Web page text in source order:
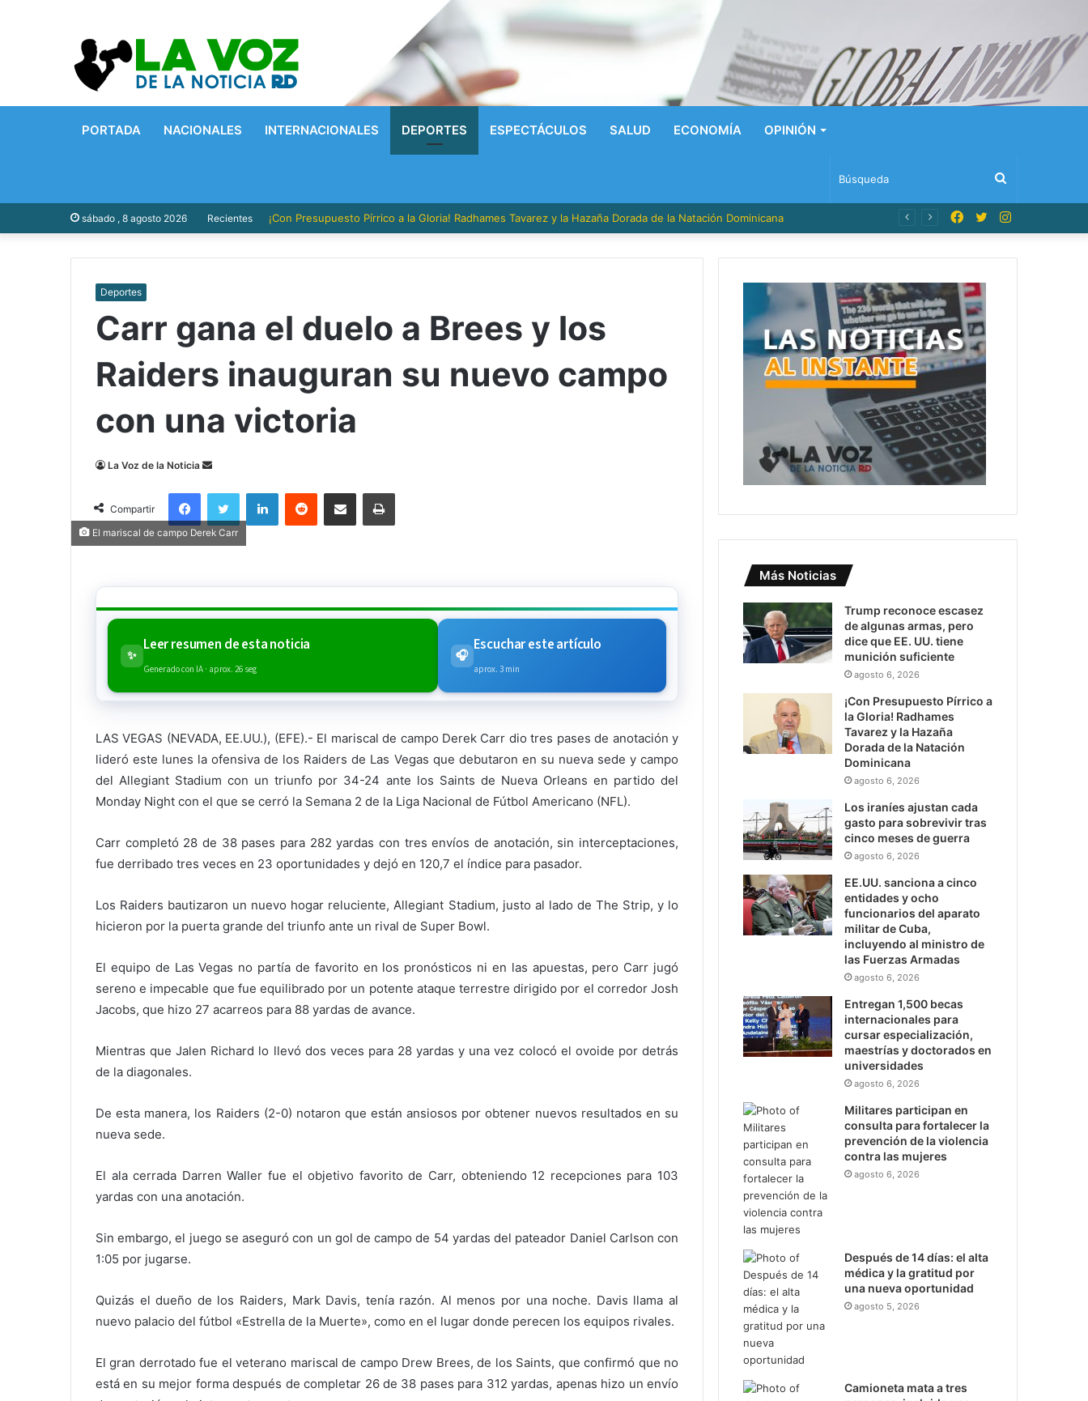
PORTADA NACIONALES INTERNACIONALES DEPORTES ESPECTÁCULOS SALUD ECONOMÍA OPINIÓN
Búsqueda
sábado , 8 agosto 2026 Recientes ¡Con Presupuesto Pírrico a la Gloria! Radhames Tavarez y la Hazaña Dorada de la Natación Dominicana Instagram
Twitter
Facebook
Deportes
Carr gana el duelo a Brees y los
Raiders inauguran su nuevo campo
con una victoria
La Voz de la Noticia
Send
email
Compartir
FacebookTwitter LinkedInReddit Compartir via Email Imprimi
El mariscal de campo Derek Carr
✨
Leer resumen de esta noticia
Generado con IA · aprox. 26 seg
🎧
Escuchar este artículo
aprox. 3 min
LAS VEGAS (NEVADA, EE.UU.), (EFE).- El mariscal de campo Derek Carr dio tres pases de anotación y
lideró este lunes la ofensiva de los Raiders de Las Vegas que debutaron en su nueva sede y campo
del Allegiant Stadium con un triunfo por 34-24 ante los Saints de Nueva Orleans en partido del
Monday Night con el que se cerró la Semana 2 de la Liga Nacional de Fútbol Americano (NFL).
Carr completó 28 de 38 pases para 282 yardas con tres envíos de anotación, sin interceptaciones,
fue derribado tres veces en 23 oportunidades y dejó en 120,7 el índice para pasador.
Los Raiders bautizaron un nuevo hogar reluciente, Allegiant Stadium, justo al lado de The Strip, y lo
hicieron por la puerta grande del triunfo ante un rival de Super Bowl.
El equipo de Las Vegas no partía de favorito en los pronósticos ni en las apuestas, pero Carr jugó
sereno e impecable que fue equilibrado por un potente ataque terrestre dirigido por el corredor Josh
Jacobs, que hizo 27 acarreos para 88 yardas de avance.
Mientras que Jalen Richard lo llevó dos veces para 28 yardas y una vez colocó el ovoide por detrás
de la diagonales.
De esta manera, los Raiders (2-0) notaron que están ansiosos por obtener nuevos resultados en su
nueva sede.
El ala cerrada Darren Waller fue el objetivo favorito de Carr, obteniendo 12 recepciones para 103
yardas con una anotación.
Sin embargo, el juego se aseguró con un gol de campo de 54 yardas del pateador Daniel Carlson con
1:05 por jugarse.
Quizás el dueño de los Raiders, Mark Davis, tenía razón. Al menos por una noche. Davis llama al
nuevo palacio del fútbol «Estrella de la Muerte», como en el lugar donde perecen los equipos rivales.
El gran derrotado fue el veterano mariscal de campo Drew Brees, de los Saints, que confirmó que no
está en su mejor forma después de completar 26 de 38 pases para 312 yardas, apenas hizo un envío
Más Noticias
Trump reconoce escasez
de algunas armas, pero
dice que EE. UU. tiene
munición suficiente
agosto 6, 2026
¡Con Presupuesto Pírrico a
la Gloria! Radhames
Tavarez y la Hazaña
Dorada de la Natación
Dominicana
agosto 6, 2026
Los iraníes ajustan cada
gasto para sobrevivir tras
cinco meses de guerra
agosto 6, 2026
EE.UU. sanciona a cinco
entidades y ocho
funcionarios del aparato
militar de Cuba,
incluyendo al ministro de
las Fuerzas Armadas
agosto 6, 2026
Entregan 1,500 becas
internacionales para
cursar especialización,
maestrías y doctorados en
universidades
agosto 6, 2026
Militares participan en
consulta para fortalecer la
prevención de la violencia
contra las mujeres
agosto 6, 2026
Después de 14 días: el alta
médica y la gratitud por
una nueva oportunidad
agosto 5, 2026
Camioneta mata a tres